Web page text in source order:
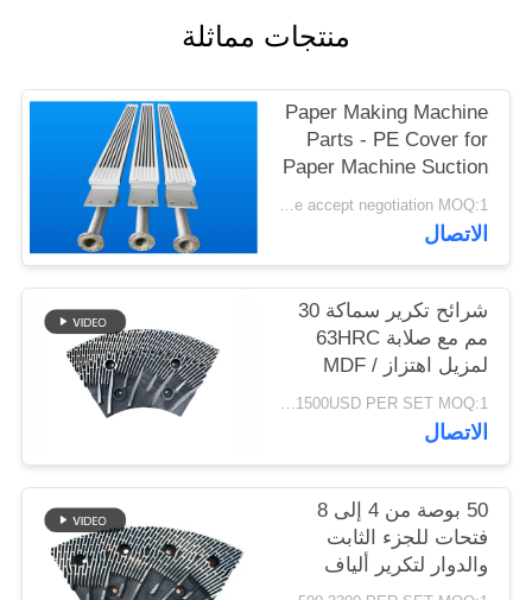
PRIVACY
POLICY
منتجات مماثلة
Paper Making Machine
Parts - PE Cover for
Paper Machine Suction
Box
Price accept negotiation MOQ:1 مجموعة
الاتصال
شرائح تكرير سماكة 30
مم مع صلابة 63HRC
لمزيل اهتزاز MDF /
HDF
1500USD PER SET MOQ:1 مجموعة
الاتصال
50 بوصة من 4 إلى 8
فتحات للجزء الثابت
والدوار لتكرير ألياف
MDF وتعزيز القدرة